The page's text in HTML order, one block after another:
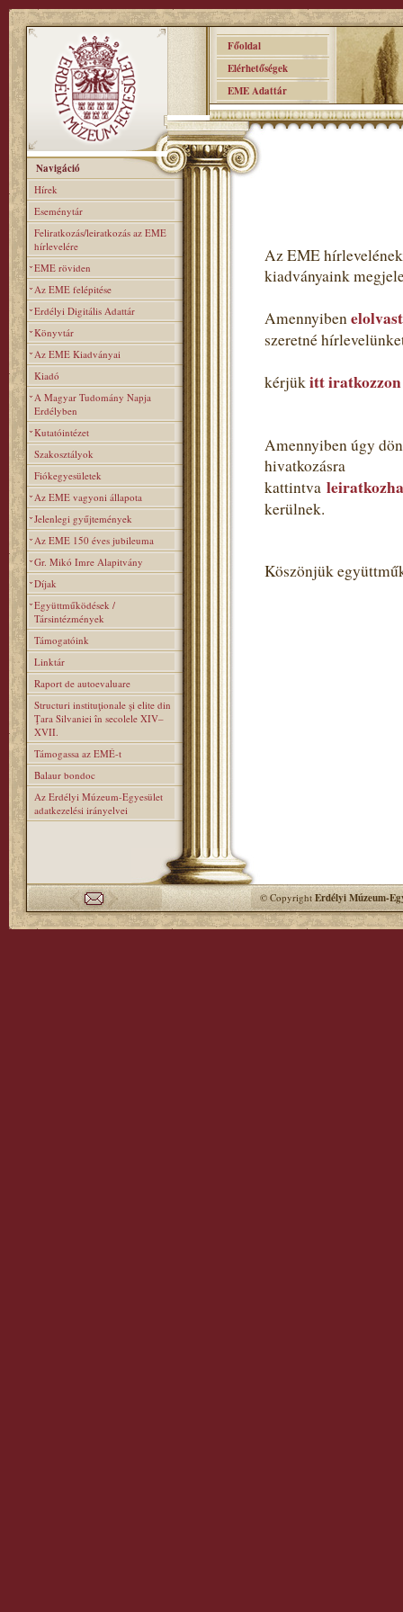
Főoldal
Elérhetőségek
EME Adattár
Navigáció
Hírek
Eseménytár
Feliratkozás/leiratkozás az EME
hírlevelére
EME röviden
Az EME felépitése
Erdélyi Digitális Adattár
Könyvtár
Az EME Kiadványai
Kiadó
A Magyar Tudomány Napja
Erdélyben
Kutatóintézet
Szakosztályok
Fiókegyesületek
Az EME vagyoni állapota
Jelenlegi gyűjtemények
Az EME 150 éves jubileuma
Gr. Mikó Imre Alapitvány
Díjak
Együttműködések /
Társintézmények
Támogatóink
Linktár
Raport de autoevaluare
Structuri instituţionale şi elite din
Ţara Silvaniei în secolele XIV–
XVII.
Támogassa az EMÉ-t
Balaur bondoc
Az Erdélyi Múzeum-Egyesület
adatkezelési irányelvei
Az EME
kiadványaink
Amennyiben
szeretné
kérjükitt
Amennyiben úgy
hivatkozásra
kattintva
kerülnek.
Köszönjük
© CopyrightErdélyi Múzeum-